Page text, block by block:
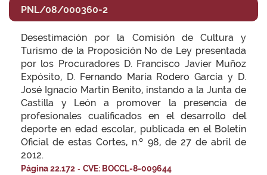
PNL/08/000360-2
Desestimación por la Comisión de Cultura y
Turismo de la Proposición No de Ley presentada
por los Procuradores D. Francisco Javier Muñoz
Expósito, D. Fernando María Rodero García y D.
José Ignacio Martín Benito, instando a la Junta de
Castilla y León a promover la presencia de
profesionales cualificados en el desarrollo del
deporte en edad escolar, publicada en el Boletín
Oficial de estas Cortes, n.º 98, de 27 de abril de
2012.
Página 22.172 - CVE: BOCCL-8-009644